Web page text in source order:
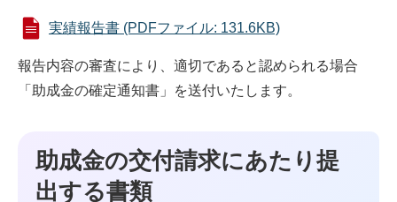
実績報告書 (PDFファイル: 131.6KB)
報告内容の審査により、適切であると認められる場合
「助成金の確定通知書」を送付いたします。
助成金の交付請求にあたり提
出する書類